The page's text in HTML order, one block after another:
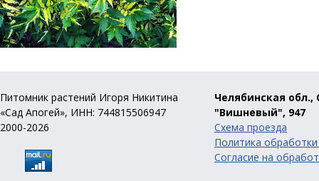
Питомник растений Игоря Никитина
«Сад Апогей», ИНН: 744815506947
2000-2026
Челябинская обл.,
"Вишневый", 947
Схема проезда
Политика
Согласие на